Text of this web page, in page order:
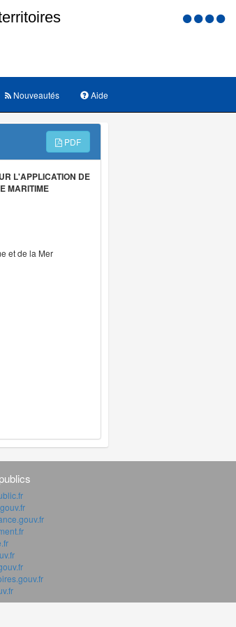
Menu
Aide
Nouveautés
PDF
L'APPLICATION DE
MARITIME
et de la Mer